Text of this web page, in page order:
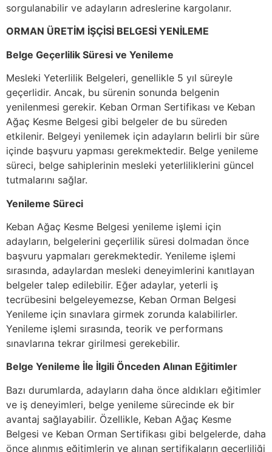
sorgulanabilir ve adayların adreslerine kargolanır.
ORMAN ÜRETİM İŞÇİSİ BELGESİ YENİLEME
Belge Geçerlilik Süresi ve Yenileme
Mesleki Yeterlilik Belgeleri, genellikle 5 yıl süreyle
geçerlidir. Ancak, bu sürenin sonunda belgenin
yenilenmesi gerekir. Keban Orman Sertifikası ve Keban
Ağaç Kesme Belgesi gibi belgeler de bu süreden
etkilenir. Belgeyi yenilemek için adayların belirli bir süre
içinde başvuru yapması gerekmektedir. Belge yenileme
süreci, belge sahiplerinin mesleki yeterliliklerini güncel
tutmalarını sağlar.
Yenileme Süreci
Keban Ağaç Kesme Belgesi yenileme işlemi için
adayların, belgelerini geçerlilik süresi dolmadan önce
başvuru yapmaları gerekmektedir. Yenileme işlemi
sırasında, adaylardan mesleki deneyimlerini kanıtlayan
belgeler talep edilebilir. Eğer adaylar, yeterli iş
tecrübesini belgeleyemezse, Keban Orman Belgesi
Yenileme için sınavlara girmek zorunda kalabilirler.
Yenileme işlemi sırasında, teorik ve performans
sınavlarına tekrar girilmesi gerekebilir.
Belge Yenileme İle İlgili Önceden Alınan Eğitimler
Bazı durumlarda, adayların daha önce aldıkları eğitimler
ve iş deneyimleri, belge yenileme sürecinde ek bir
avantaj sağlayabilir. Özellikle, Keban Ağaç Kesme
Belgesi ve Keban Orman Sertifikası gibi belgelerde, daha
önce alınmış eğitimlerin ve alınan sertifikaların geçerliliği